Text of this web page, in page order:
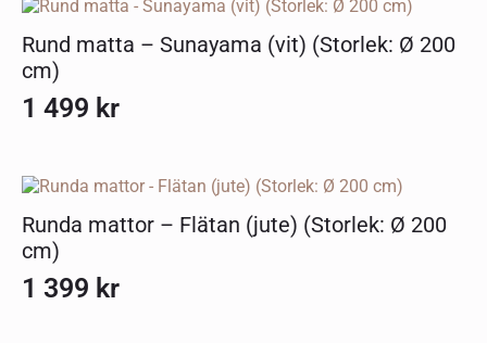
Rund matta – Sunayama (vit) (Storlek: Ø 200
cm)
1 499 kr
Runda mattor – Flätan (jute) (Storlek: Ø 200
cm)
1 399 kr